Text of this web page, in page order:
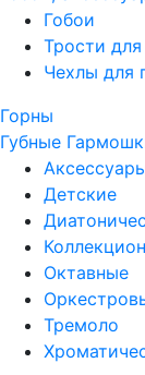
Гобои
Трости для
Чехлы для
Горны
Губные
Детские
Октавные
Тремоло